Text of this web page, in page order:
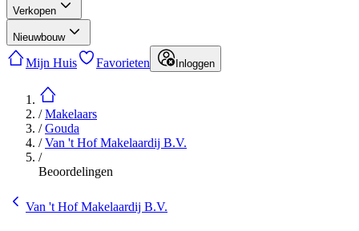
Verkopen
Nieuwbouw
Mijn Huis Favorieten Inloggen
/Makelaars
/Gouda
/Van 't Hof Makelaardij B.V.
/
Beoordelingen
Van 't Hof Makelaardij B.V.